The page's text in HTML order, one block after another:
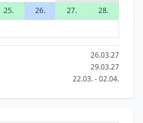
25. 26. 27.
28.
26.03.27
29.03.27
22.03. - 02.04.